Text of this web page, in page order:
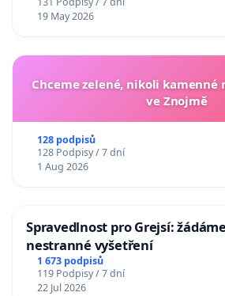
19 May 2026
Chceme zelené, nikoli kamenné
ve Znojmě
128 podpisů
128 Podpisy / 7 dní
1 Aug 2026
Spravedlnost pro Grejsí:
nestranné vyšetření
1 673 podpisů
119 Podpisy / 7 dní
22 Jul 2026